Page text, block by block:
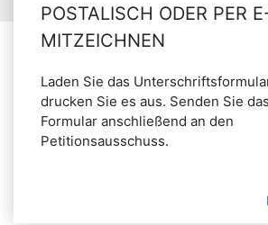
POSTALISCH ODER PER
MITZEICHNEN
Laden Sie das
drucken Sie es aus. Senden Sie
Formular anschließend an den
Petitionsausschuss.